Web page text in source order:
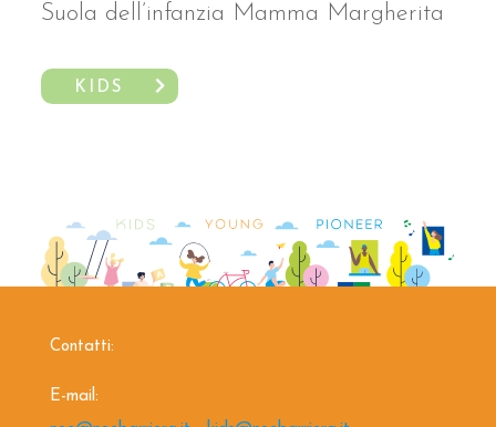
Suola dell’infanzia Mamma Margherita
KIDS
Contatti:
E-mail: